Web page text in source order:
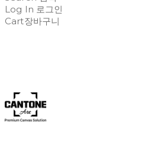
Log In 로그인
Cart장바구니